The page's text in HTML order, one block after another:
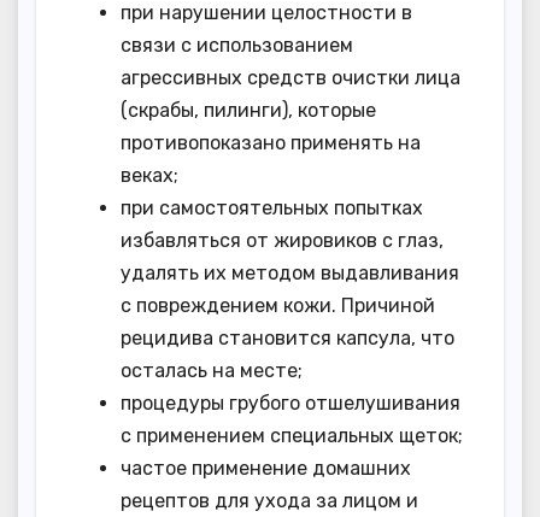
при нарушении целостности в
связи с использованием
агрессивных средств очистки лица
(скрабы, пилинги), которые
противопоказано применять на
веках;
при самостоятельных попытках
избавляться от жировиков с глаз,
удалять их методом выдавливания
с повреждением кожи. Причиной
рецидива становится капсула, что
осталась на месте;
процедуры грубого отшелушивания
с применением специальных щеток;
частое применение домашних
рецептов для ухода за лицом и